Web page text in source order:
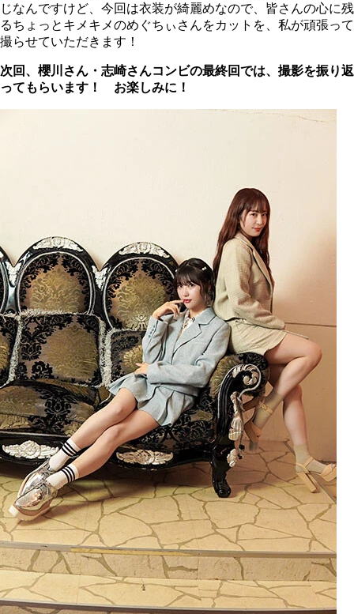
じなんですけど、今回は衣装が綺麗めなので、皆さんの心に残
るちょっとキメキメのめぐちぃさんをカットを、私が頑張って
撮らせていただきます！
次回、櫻川さん・志崎さんコンビの最終回では、撮影を振り返
ってもらいます！ お楽しみに！